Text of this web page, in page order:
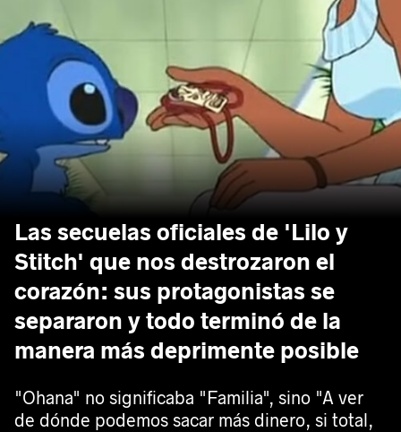
Las secuelas oficiales de 'Lilo y
Stitch' que nos destrozaron el
corazón: sus protagonistas se
separaron y todo terminó de la
manera más deprimente posible
"Ohana" no significaba "Familia", sino "A ver
de dónde podemos sacar más dinero, si total,